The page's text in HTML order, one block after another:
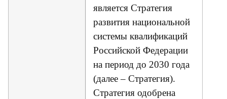
является Стратегия
развития национальной
системы квалификаций
Российской Федерации
на период до 2030 года
(далее – Стратегия).
Стратегия одобрена